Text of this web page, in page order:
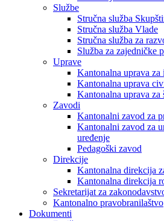
Službe
Stručna služba
Stručna služba Vlade
Stručna služba za
Služba za zajedničke
Uprave
Kantonalna uprava
Kantonalna uprava
Kantonalna uprava za
Zavodi
Kantonalni zavod za
Kantonalni zavod za
uređenje
Pedagoški zavod
Direkcije
Kantonalna direkcija
Kantonalna direkcija
Sekretarijat za
Kantonalno pravobranilaštvo
Dokumenti